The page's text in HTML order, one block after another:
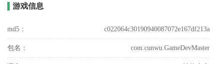
游戏信息
md5： c022064c30190940087072e167df213a
包名： com.cunwu.GameDevMaster